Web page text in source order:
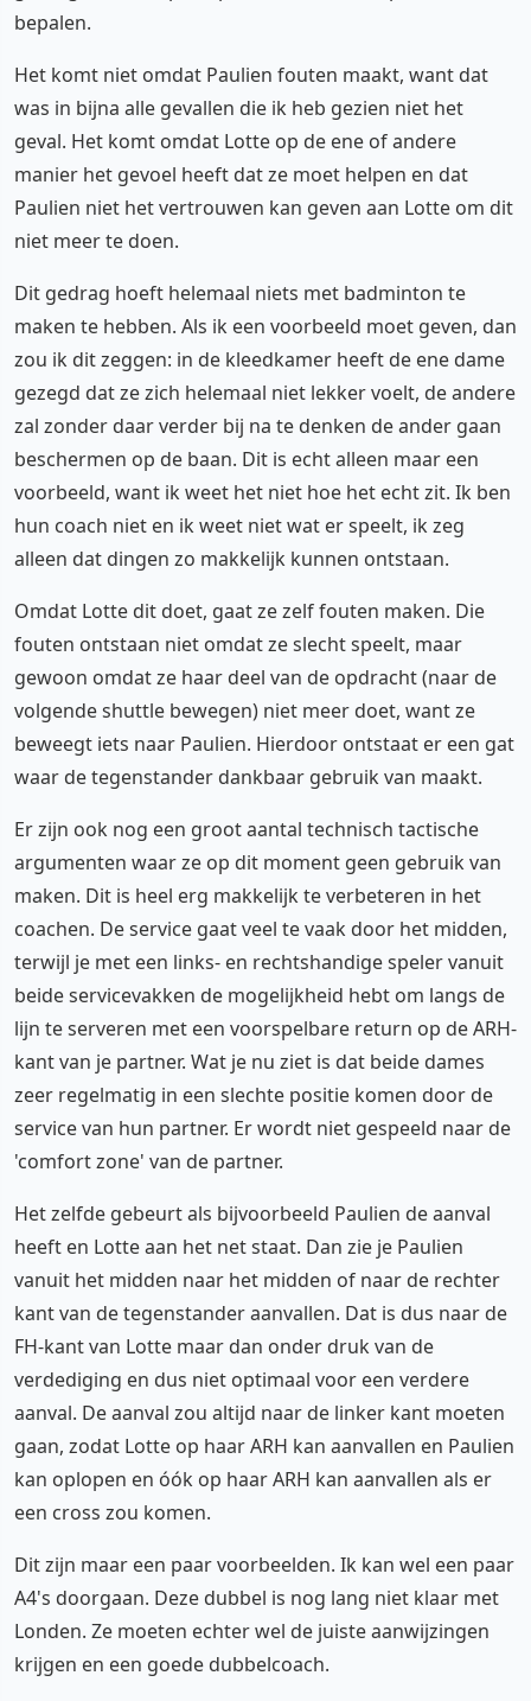
bepalen.
Het komt niet omdat Paulien fouten maakt, want dat
was in bijna alle gevallen die ik heb gezien niet het
geval. Het komt omdat Lotte op de ene of andere
manier het gevoel heeft dat ze moet helpen en dat
Paulien niet het vertrouwen kan geven aan Lotte om dit
niet meer te doen.
Dit gedrag hoeft helemaal niets met badminton te
maken te hebben. Als ik een voorbeeld moet geven, dan
zou ik dit zeggen: in de kleedkamer heeft de ene dame
gezegd dat ze zich helemaal niet lekker voelt, de andere
zal zonder daar verder bij na te denken de ander gaan
beschermen op de baan. Dit is echt alleen maar een
voorbeeld, want ik weet het niet hoe het echt zit. Ik ben
hun coach niet en ik weet niet wat er speelt, ik zeg
alleen dat dingen zo makkelijk kunnen ontstaan.
Omdat Lotte dit doet, gaat ze zelf fouten maken. Die
fouten ontstaan niet omdat ze slecht speelt, maar
gewoon omdat ze haar deel van de opdracht (naar de
volgende shuttle bewegen) niet meer doet, want ze
beweegt iets naar Paulien. Hierdoor ontstaat er een gat
waar de tegenstander dankbaar gebruik van maakt.
Er zijn ook nog een groot aantal technisch tactische
argumenten waar ze op dit moment geen gebruik van
maken. Dit is heel erg makkelijk te verbeteren in het
coachen. De service gaat veel te vaak door het midden,
terwijl je met een links- en rechtshandige speler vanuit
beide servicevakken de mogelijkheid hebt om langs de
lijn te serveren met een voorspelbare return op de ARH-
kant van je partner. Wat je nu ziet is dat beide dames
zeer regelmatig in een slechte positie komen door de
service van hun partner. Er wordt niet gespeeld naar de
'comfort zone' van de partner.
Het zelfde gebeurt als bijvoorbeeld Paulien de aanval
heeft en Lotte aan het net staat. Dan zie je Paulien
vanuit het midden naar het midden of naar de rechter
kant van de tegenstander aanvallen. Dat is dus naar de
FH-kant van Lotte maar dan onder druk van de
verdediging en dus niet optimaal voor een verdere
aanval. De aanval zou altijd naar de linker kant moeten
gaan, zodat Lotte op haar ARH kan aanvallen en Paulien
kan oplopen en óók op haar ARH kan aanvallen als er
een cross zou komen.
Dit zijn maar een paar voorbeelden. Ik kan wel een paar
A4's doorgaan. Deze dubbel is nog lang niet klaar met
Londen. Ze moeten echter wel de juiste aanwijzingen
krijgen en een goede dubbelcoach.